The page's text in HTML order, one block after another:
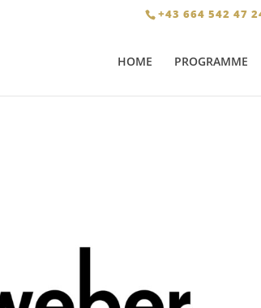
+43 664 542 47
HOME PROGRAMME